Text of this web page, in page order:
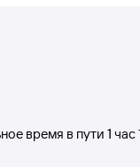
время в пути 1 час